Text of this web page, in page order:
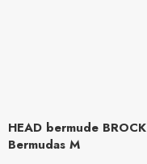
HEAD bermude BROCK
Bermudas M